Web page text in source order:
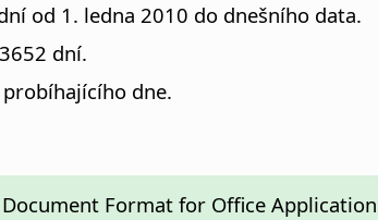
od 1. ledna 2010 do dnešního data.
dní.
dne.
Format for Office